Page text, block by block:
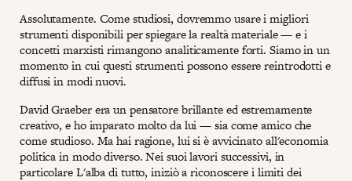
Assolutamente. Come studiosi, dovremmo usare i migliori
strumenti disponibili per spiegare la realtà materiale — e i
concetti marxisti rimangono analiticamente forti. Siamo in un
momento in cui questi strumenti possono essere reintrodotti e
diffusi in modi nuovi.
David Graeber era un pensatore brillante ed estremamente
creativo, e ho imparato molto da lui — sia come amico che
come studioso. Ma hai ragione, lui si è avvicinato all'economia
politica in modo diverso. Nei suoi lavori successivi, in
particolare L'alba di tutto, iniziò a riconoscere i limiti dei